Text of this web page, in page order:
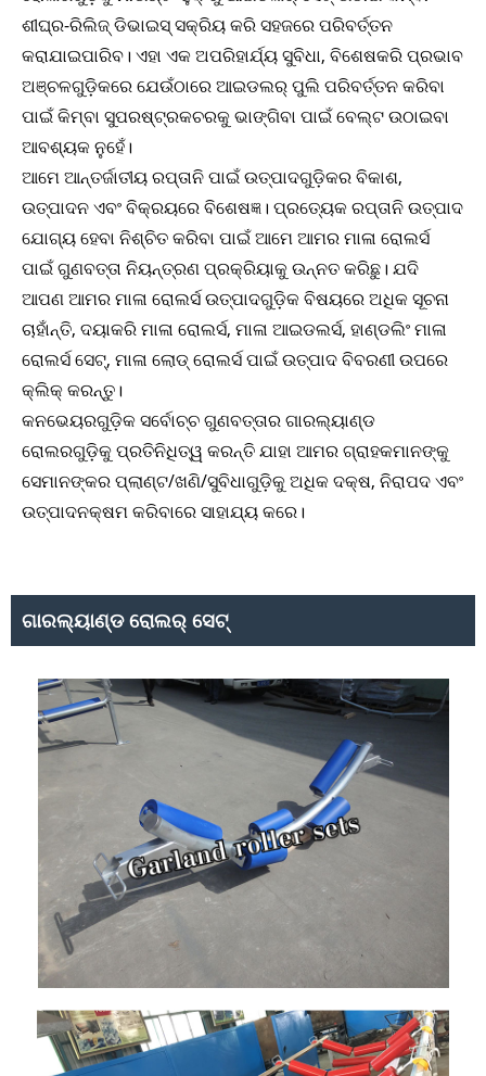
ଶୀଘ୍ର-ରିଲିଜ୍ ଡିଭାଇସ୍ ସକ୍ରିୟ କରି ସହଜରେ ପରିବର୍ତ୍ତନ
କରାଯାଇପାରିବ। ଏହା ଏକ ଅପରିହାର୍ଯ୍ୟ ସୁବିଧା, ବିଶେଷକରି ପ୍ରଭାବ
ଅଞ୍ଚଳଗୁଡ଼ିକରେ ଯେଉଁଠାରେ ଆଇଡଲର୍ ପୁଲି ପରିବର୍ତ୍ତନ କରିବା
ପାଇଁ କିମ୍ବା ସୁପରଷ୍ଟ୍ରକଚରକୁ ଭାଙ୍ଗିବା ପାଇଁ ବେଲ୍ଟ ଉଠାଇବା
ଆବଶ୍ୟକ ନୁହେଁ।
ଆମେ ଆନ୍ତର୍ଜାତୀୟ ରପ୍ତାନି ପାଇଁ ଉତ୍ପାଦଗୁଡ଼ିକର ବିକାଶ,
ଉତ୍ପାଦନ ଏବଂ ବିକ୍ରୟରେ ବିଶେଷଜ୍ଞ। ପ୍ରତ୍ୟେକ ରପ୍ତାନି ଉତ୍ପାଦ
ଯୋଗ୍ୟ ହେବା ନିଶ୍ଚିତ କରିବା ପାଇଁ ଆମେ ଆମର ମାଳା ରୋଲର୍ସ
ପାଇଁ ଗୁଣବତ୍ତା ନିୟନ୍ତ୍ରଣ ପ୍ରକ୍ରିୟାକୁ ଉନ୍ନତ କରିଛୁ। ଯଦି
ଆପଣ ଆମର ମାଳା ରୋଲର୍ସ ଉତ୍ପାଦଗୁଡ଼ିକ ବିଷୟରେ ଅଧିକ ସୂଚନା
ଚାହାଁନ୍ତି, ଦୟାକରି ମାଳା ରୋଲର୍ସ, ମାଳା ଆଇଡଲର୍ସ, ହାଣ୍ଡଲିଂ ମାଳା
ରୋଲର୍ସ ସେଟ୍, ମାଳା ଲୋଡ୍ ରୋଲର୍ସ ପାଇଁ ଉତ୍ପାଦ ବିବରଣୀ ଉପରେ
କ୍ଲିକ୍ କରନ୍ତୁ।
କନଭେୟରଗୁଡ଼ିକ ସର୍ବୋଚ୍ଚ ଗୁଣବତ୍ତାର ଗାରଲ୍ୟାଣ୍ଡ
ରୋଲରଗୁଡ଼ିକୁ ପ୍ରତିନିଧିତ୍ୱ କରନ୍ତି ଯାହା ଆମର ଗ୍ରାହକମାନଙ୍କୁ
ସେମାନଙ୍କର ପ୍ଲାଣ୍ଟ/ଖଣି/ସୁବିଧାଗୁଡ଼ିକୁ ଅଧିକ ଦକ୍ଷ, ନିରାପଦ ଏବଂ
ଉତ୍ପାଦନକ୍ଷମ କରିବାରେ ସାହାଯ୍ୟ କରେ।
ଗାରଲ୍ୟାଣ୍ଡ ରୋଲର୍ ସେଟ୍